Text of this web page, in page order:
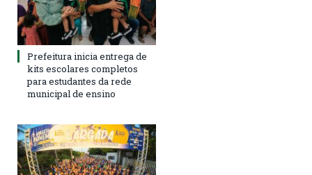
Prefeitura inicia entrega de
kits escolares completos
para estudantes da rede
municipal de ensino